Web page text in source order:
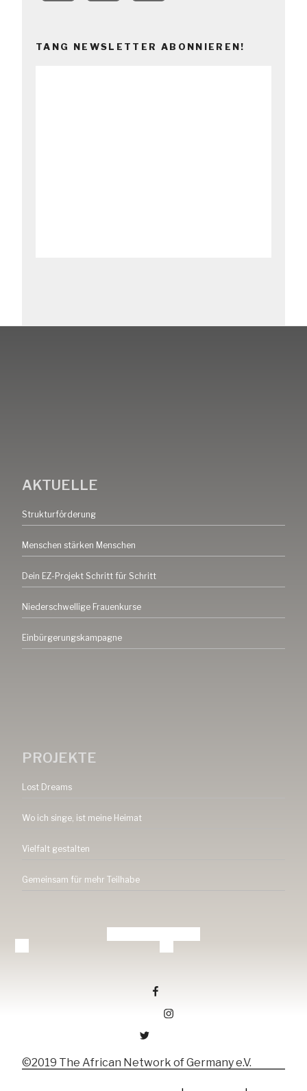
TANG NEWSLETTER ABONNIEREN!
AKTUELLE
Strukturförderung
Menschen stärken Menschen
Dein EZ-Projekt Schritt für Schritt
Niederschwellige Frauenkurse
Einbürgerungskampagne
PROJEKTE
Lost Dreams
Wo ich singe, ist meine Heimat
Vielfalt gestalten
Gemeinsam für mehr Teilhabe
©2019 The African Network of Germany e.V.